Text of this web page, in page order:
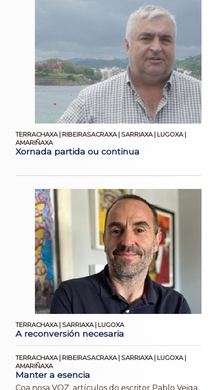
TERRACHAXA | RIBEIRASACRAXA | SARRIAXA | LUGOXA |
AMARIÑAXA
Xornada partida ou continua
TERRACHAXA | SARRIAXA | LUGOXA
A reconversión necesaria
TERRACHAXA | RIBEIRASACRAXA | SARRIAXA | LUGOXA |
AMARIÑAXA
Manter a esencia
Coa nosa VOZ, artículos do escritor Pablo Veiga,